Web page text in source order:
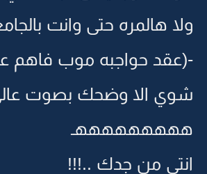
ولا هالمره حتى وانت
-(عقد حواجبه موب فاهم
شوي الا وضحك بصوت
هههههههههـ
انتي من جدك ..!!!